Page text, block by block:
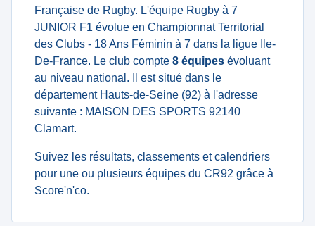
Française de Rugby. L'équipe Rugby à 7
JUNIOR F1 évolue en Championnat Territorial
des Clubs - 18 Ans Féminin à 7 dans la ligue Ile-
De-France. Le club compte 8 équipes évoluant
au niveau national. Il est situé dans le
département Hauts-de-Seine (92) à l'adresse
suivante : MAISON DES SPORTS 92140
Clamart.
Suivez les résultats, classements et calendriers
pour une ou plusieurs équipes du CR92 grâce à
Score'n'co.